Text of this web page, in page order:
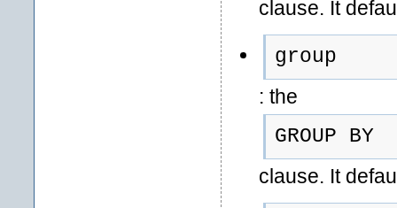
clause. It
group
: the
GROUP BY
clause. It